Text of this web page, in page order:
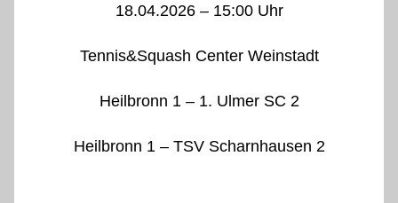
18.04.2026 – 15:00 Uhr
Tennis&Squash Center Weinstadt
Heilbronn 1 – 1. Ulmer SC 2
Heilbronn 1 – TSV Scharnhausen 2